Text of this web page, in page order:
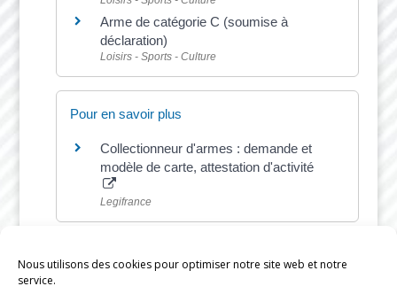
Nous utilisons des cookies pour optimiser notre site web et notre
service.
Arme de catégorie C (soumise à
déclaration)
Loisirs - Sports - Culture
Pour en savoir plus
Collectionneur d'armes : demande et
modèle de carte, attestation d'activité
Legifrance